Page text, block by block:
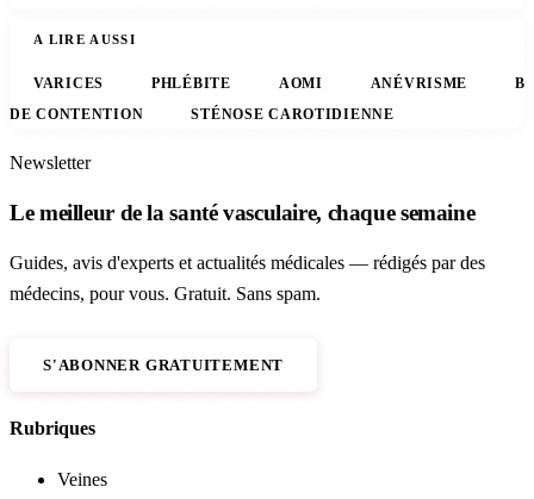
A LIRE AUSSI
VARICES PHLÉBITE AOMI ANÉVRISME
DE CONTENTION
STÉNOSE CAROTIDIENNE
Newsletter
Le meilleur de la santé vasculaire, chaque semaine
Guides, avis d'experts et actualités médicales — rédigés par des
médecins, pour vous. Gratuit. Sans spam.
S'ABONNER GRATUITEMENT
Rubriques
Veines